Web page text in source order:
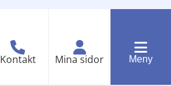
Kontakt Mina sidor Meny